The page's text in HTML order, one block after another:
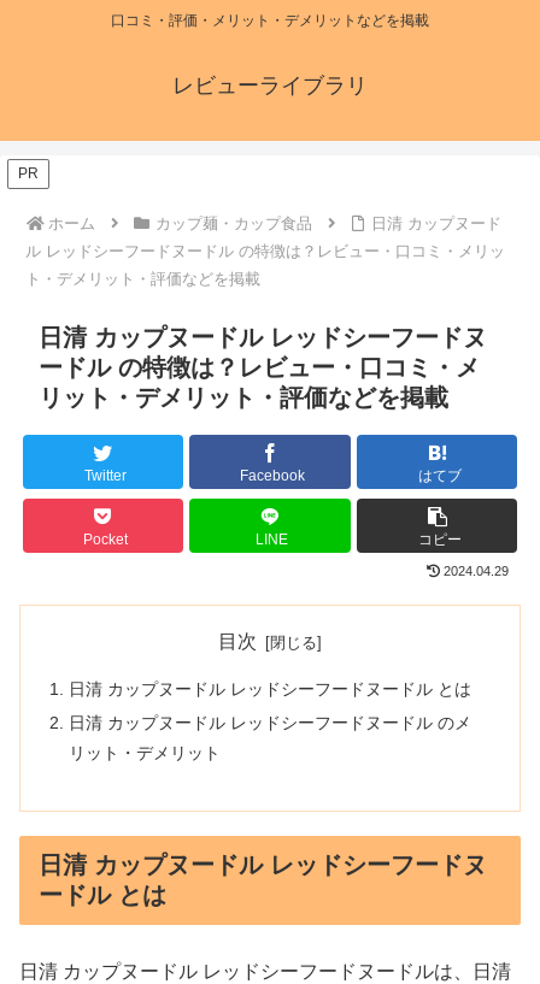
口コミ・評価・メリット・デメリットなどを掲載
レビューライブラリ
ホーム カップ麺・カップ食品
日清 カップヌード
ル レッドシーフードヌードル の特徴は？レビュー・口コミ・メリッ
ト・デメリット・評価などを掲載
PR
日清 カップヌードル レッドシーフードヌ
ードル の特徴は？レビュー・口コミ・メ
リット・デメリット・評価などを掲載
Twitter Facebook はてブ
Pocket LINE コピー
2024.04.29
目次
日清 カップヌードル レッドシーフードヌードル とは
日清 カップヌードル レッドシーフードヌードル のメ
リット・デメリット
日清 カップヌードル レッドシーフードヌ
ードル とは
日清 カップヌードル レッドシーフードヌードルは、日清